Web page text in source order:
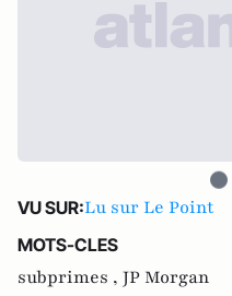
VU SUR:Lu sur Le Point
MOTS-CLES
subprimes , JP Morgan